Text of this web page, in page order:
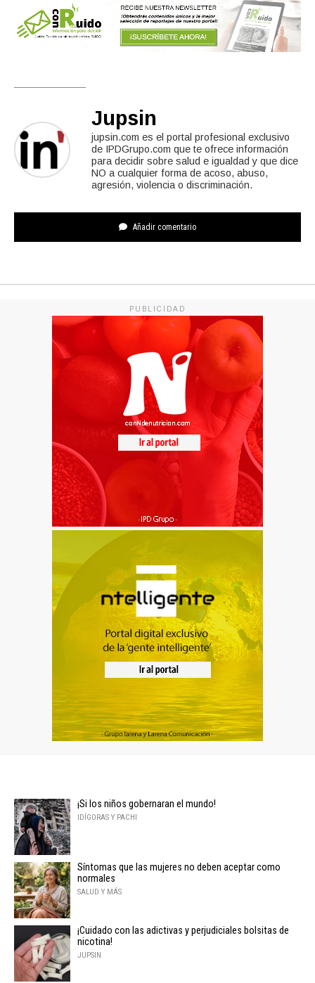
Jupsin
jupsin.com es el portal profesional exclusivo
de IPDGrupo.com que te ofrece información
para decidir sobre salud e igualdad y que dice
NO a cualquier forma de acoso, abuso,
agresión, violencia o discriminación.
Añadir comentario
PUBLICIDAD
¡Si los niños gobernaran el mundo!
IDÍGORAS Y PACHI
Síntomas que las mujeres no deben aceptar como
normales
SALUD Y MÁS
¡Cuidado con las adictivas y perjudiciales bolsitas de
nicotina!
JUPSIN